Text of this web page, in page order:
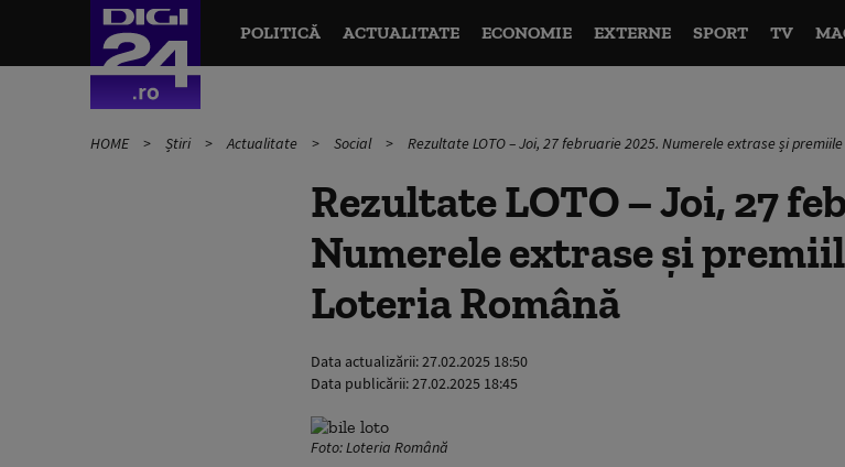
POLITICĂ ACTUALITATE ECONOMIE EXTERNE SPORT TV
HOME Știri Actualitate Social Rezultate LOTO – Joi, 27 februarie 2025. Numerele extrase și
Rezultate LOTO – Joi, 27
Numerele extrase și
Loteria Română
Data actualizării:27.02.2025 18:50
Data publicării:27.02.2025 18:45
Foto: Loteria Română